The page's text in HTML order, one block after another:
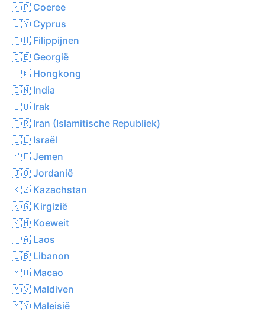
🇰🇵 Coeree
🇨🇾 Cyprus
🇵🇭 Filippijnen
🇬🇪 Georgië
🇭🇰 Hongkong
🇮🇳 India
🇮🇶 Irak
🇮🇷 Iran (Islamitische Republiek)
🇮🇱 Israël
🇾🇪 Jemen
🇯🇴 Jordanië
🇰🇿 Kazachstan
🇰🇬 Kirgizië
🇰🇼 Koeweit
🇱🇦 Laos
🇱🇧 Libanon
🇲🇴 Macao
🇲🇻 Maldiven
🇲🇾 Maleisië